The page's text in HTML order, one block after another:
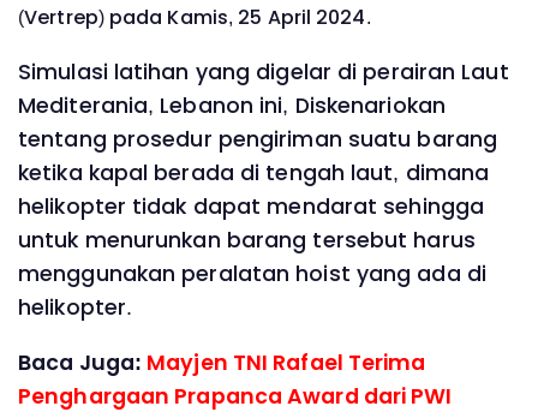
(Vertrep) pada Kamis, 25 April 2024.
Simulasi latihan yang digelar di perairan Laut
Mediterania, Lebanon ini, Diskenariokan
tentang prosedur pengiriman suatu barang
ketika kapal berada di tengah laut, dimana
helikopter tidak dapat mendarat sehingga
untuk menurunkan barang tersebut harus
menggunakan peralatan hoist yang ada di
helikopter.
Baca Juga: Mayjen TNI Rafael Terima
Penghargaan Prapanca Award dari PWI